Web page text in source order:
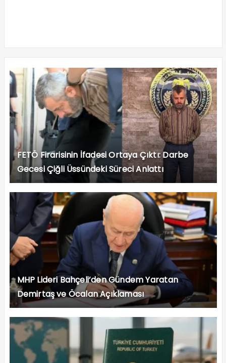
FETÖ Firarisinin İfadesi Ortaya Çıktı: Darbe
Gecesi Çiğli Üssündeki Süreci Anlattı
MHP Lideri Bahçeli’den Gündem Yaratan
Demirtaş ve Öcalan Açıklaması